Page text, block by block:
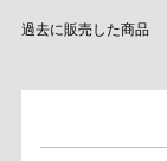
過去に販売した商品